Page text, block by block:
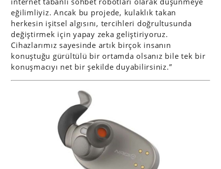
eğilimliyiz. Ancak bu projede, kulaklık takan
herkesin işitsel algısını, tercihleri ​​doğrultusunda
değiştirmek için yapay zeka geliştiriyoruz.
Cihazlarımız sayesinde artık birçok insanın
konuştuğu gürültülü bir ortamda olsanız bile tek bir
konuşmacıyı net bir şekilde duyabilirsiniz.”